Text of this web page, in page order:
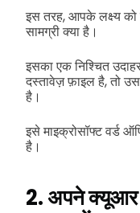
इस तरह, आपके लक्ष्य
सामग्री क्या है।
इसका एक निश्चित
दस्तावेज़ फ़ाइल है, तो
है।
इसे माइक्रोसॉफ्ट वर्ड
है।
2. अपने क्यूआर